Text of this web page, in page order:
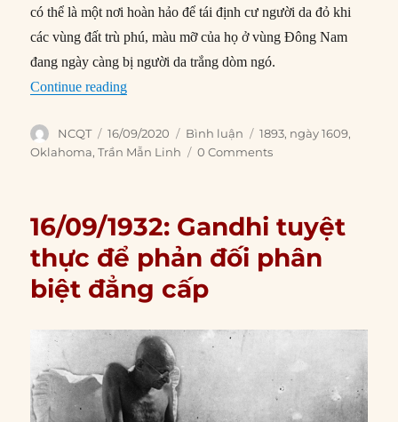
có thể là một nơi hoàn hảo để tái định cư người da đỏ khi
các vùng đất trù phú, màu mỡ của họ ở vùng Đông Nam
đang ngày càng bị người da trắng dòm ngó.
Continue reading“16/09/1893: Người định cư chạy đua giành
Author
NCQT
Posted
on
16/09/2020 Categories
Bình luận Tags
1893, ngày 1609,
Oklahoma,Trần Mẫn Linh 0 Comments
16/09/1932: Gandhi tuyệt
thực để phản đối phân
biệt đẳng cấp